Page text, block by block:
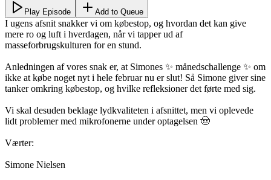
Play Episode Add to Queue
I ugens afsnit snakker vi om købestop, og hvordan det kan give
mere ro og luft i hverdagen, når vi tapper ud af
masseforbrugskulturen for en stund.
Anledningen af vores snak er, at Simones ✨ månedschallenge ✨ om
ikke at købe noget nyt i hele februar nu er slut! Så Simone giver sine
tanker omkring købestop, og hvilke refleksioner det førte med sig.
Vi skal desuden beklage lydkvaliteten i afsnittet, men vi oplevede
lidt problemer med mikrofonerne under optagelsen 🤠
Værter:
Simone Nielsen